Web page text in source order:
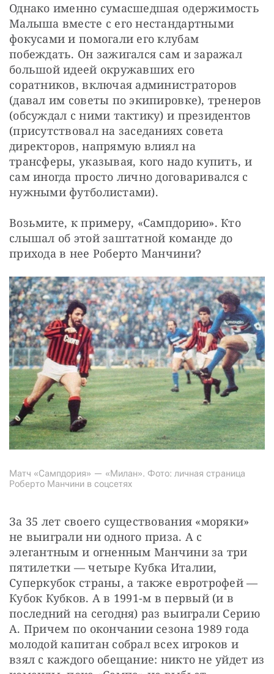
Однако именно сумасшедшая одержимость
Малыша вместе с его нестандартными
фокусами и помогали его клубам
побеждать. Он зажигался сам и заражал
большой идеей окружавших его
соратников, включая администраторов
(давал им советы по экипировке), тренеров
(обсуждал с ними тактику) и президентов
(присутствовал на заседаниях совета
директоров, напрямую влиял на
трансферы, указывая, кого надо купить, и
сам иногда просто лично договаривался с
нужными футболистами).
Возьмите, к примеру, «Сампдорию». Кто
слышал об этой заштатной команде до
прихода в нее Роберто Манчини?
Матч «Сампдория» — «Милан». Фото: личная страница
Роберто Манчини в соцсетях
За 35 лет своего существования «моряки»
не выиграли ни одного приза. А с
элегантным и огненным Манчини за три
пятилетки — четыре Кубка Италии,
Суперкубок страны, а также евротрофей —
Кубок Кубков. А в 1991-м в первый (и в
последний на сегодня) раз выиграли Серию
А. Причем по окончании сезона 1989 года
молодой капитан собрал всех игроков и
взял с каждого обещание: никто не уйдет из